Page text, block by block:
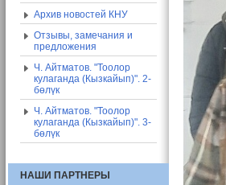
Архив новостей КНУ
Отзывы, замечания и
предложения
Ч. Айтматов. "Тоолор
кулаганда (Кызкайып)". 2-
бөлүк
Ч. Айтматов. "Тоолор
кулаганда (Кызкайып)". 3-
бөлүк
НАШИ ПАРТНЕРЫ